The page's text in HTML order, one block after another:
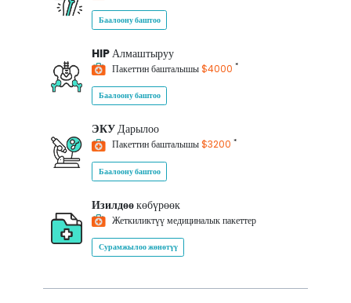
Баалоону баштоо
HIPАлмаштыруу
Пакеттин башталышы$4000 *
Баалоону баштоо
ЭКУДарылоо
Пакеттин башталышы$3200 *
Баалоону баштоо
Изилдөөкөбүрөөк
Жеткиликтүү медициналык пакеттер
Сурамжылоо жөнөтүү